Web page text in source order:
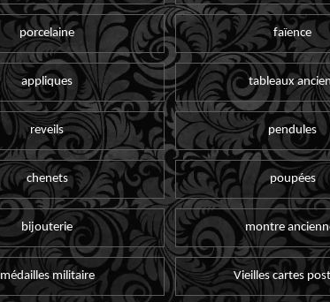
porcelaine faïence
appliques tableaux
reveils pendules
chenets poupées
bijouterie montre
médailles militaire Vieilles cartes